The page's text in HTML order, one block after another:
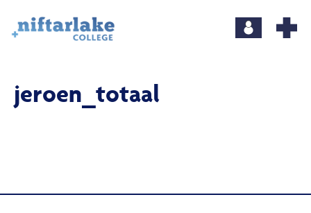
jeroen_totaal